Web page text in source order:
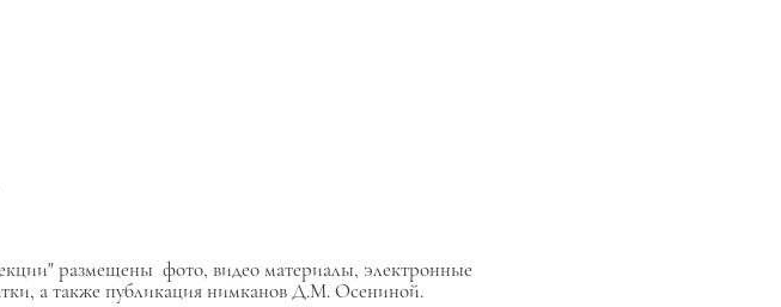
размещены фото, видео материалы, электронные
а также публикация нимканов Д.М. Осениной.